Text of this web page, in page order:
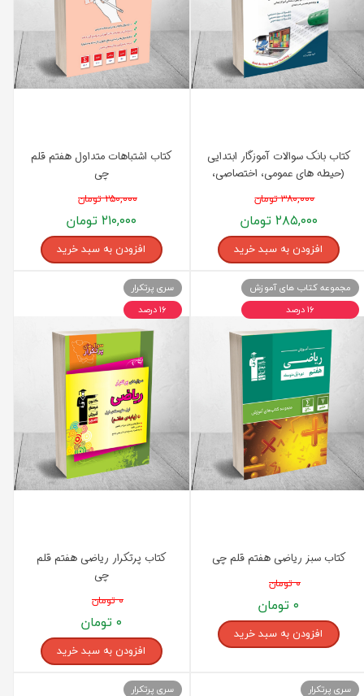
کتاب بانک سوالات آموزگار ابتدایی
(حیطه های عمومی، اختصاصی،
۳۸۰,۰۰۰ تومان
۲۸۵,۰۰۰ تومان
افزودن به سبد خرید
کتاب اشتباهات متداول هفتم قلم
چی
۲۵۰,۰۰۰ تومان
۲۱۰,۰۰۰ تومان
افزودن به سبد خرید
کتاب سبز ریاضی هفتم قلم چی
۰ تومان
۰ تومان
افزودن به سبد خرید
مجموعه کتاب های آموزش
۱۶ درصد
کتاب پرتکرار ریاضی هفتم قلم
چی
۰ تومان
۰ تومان
افزودن به سبد خرید
سری پرتکرار
۱۶ درصد
سری پرتکرار
سری پرتکرار